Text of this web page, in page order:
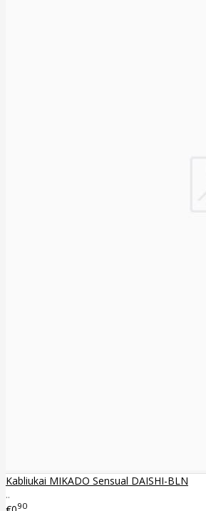
Kabliukai MIKADO Sensual DAISHI-BLN
..
90